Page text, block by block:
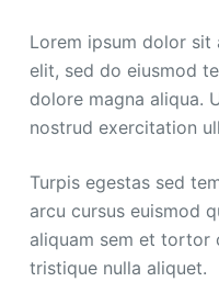
Lorem ipsum dolor sit
elit, sed do eiusmod
dolore magna aliqua.
nostrud exercitation
Turpis egestas sed
arcu cursus euismod
aliquam sem et tortor
tristique nulla aliquet.